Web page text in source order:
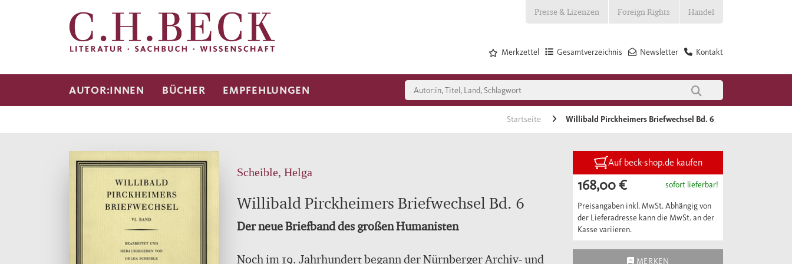
Presse & Lizenzen Foreign Rights Handel
Kontakt
Newsletter
Gesamtverzeichnis
Merkzettel
AUTOR:INNEN BÜCHER EMPFEHLUNGEN
Startseite Willibald Pirckheimers Briefwechsel Bd. 6
Scheible, Helga
Willibald Pirckheimers Briefwechsel Bd. 6
Der neue Briefband des großen Humanisten
Noch im 19. Jahrhundert begann der Nürnberger Archiv- und
Auf beck-shop.de kaufen
168,00 € sofort lieferbar!
Preisangaben inkl. MwSt. Abhängig von
der Lieferadresse kann die MwSt. an der
Kasse variieren.
MERKEN